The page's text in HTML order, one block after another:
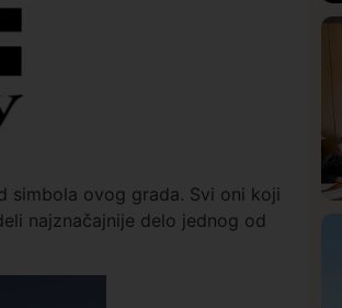
simbola ovog grada. Svi oni koji
najznačajnije delo jednog od